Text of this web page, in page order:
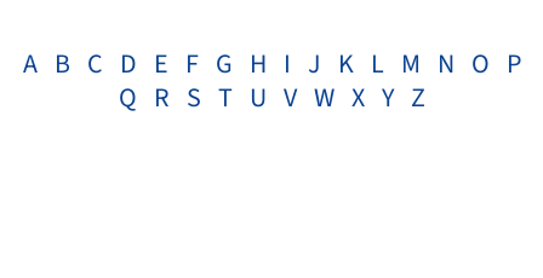
A B C D E F G H I J K L M N O P
Q R S T U V W X Y Z